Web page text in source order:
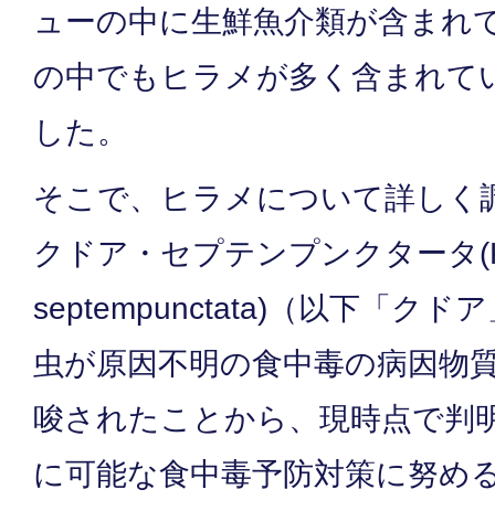
ューの中に生鮮魚介類が含まれ
の中でもヒラメが多く含まれて
した。
そこで、ヒラメについて詳しく
クドア・セプテンプンクタータ
septempunctata)（以下「クド
虫が原因不明の食中毒の病因物
唆されたことから、現時点で判
に可能な食中毒予防対策に努め